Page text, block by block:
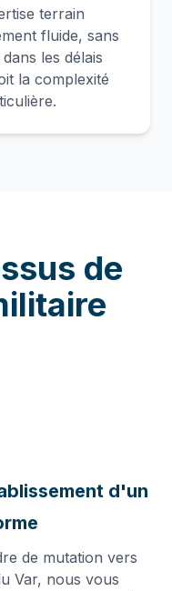
terrain
fluide, sans
les délais
la complexité
de
d'un
de mutation vers
Var, nous vous